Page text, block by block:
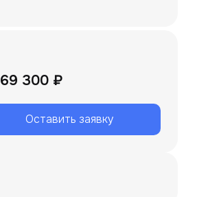
69 300 ₽
Оставить заявку